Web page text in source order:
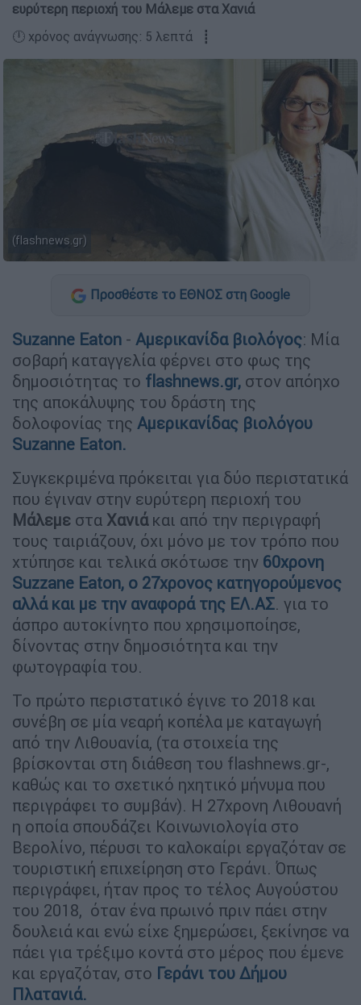
ευρύτερη περιοχή του Μάλεμε στα Χανιά
🕛 χρόνος ανάγνωσης: 5 λεπτά ┋
(flashnews.gr)
Προσθέστε το ΕΘΝΟΣ στη Google
Suzanne Eaton - Αμερικανίδα βιολόγος: Μία
σοβαρή καταγγελία φέρνει στο φως της
δημοσιότητας το flashnews.gr, στον απόηχο
της αποκάλυψης του δράστη της
δολοφονίας της Αμερικανίδας βιολόγου
Suzanne Eaton.
Συγκεκριμένα πρόκειται για δύο περιστατικά
που έγιναν στην ευρύτερη περιοχή του
Μάλεμε στα Χανιά και από την περιγραφή
τους ταιριάζουν, όχι μόνο με τον τρόπο που
χτύπησε και τελικά σκότωσε την 60χρονη
Suzzane Eaton, ο 27χρονος κατηγορούμενος
αλλά και με την αναφορά της ΕΛ.ΑΣ. για το
άσπρο αυτοκίνητο που χρησιμοποίησε,
δίνοντας στην δημοσιότητα και την
φωτογραφία του.
Το πρώτο περιστατικό έγινε το 2018 και
συνέβη σε μία νεαρή κοπέλα με καταγωγή
από την Λιθουανία, (τα στοιχεία της
βρίσκονται στη διάθεση του flashnews.gr-,
καθώς και το σχετικό ηχητικό μήνυμα που
περιγράφει το συμβάν). Η 27χρονη Λιθουανή
η οποία σπουδάζει Κοινωνιολογία στο
Βερολίνο, πέρυσι το καλοκαίρι εργαζόταν σε
τουριστική επιχείρηση στο Γεράνι. Όπως
περιγράφει, ήταν προς το τέλος Αυγούστου
του 2018, όταν ένα πρωινό πριν πάει στην
δουλειά και ενώ είχε ξημερώσει, ξεκίνησε να
πάει για τρέξιμο κοντά στο μέρος που έμενε
και εργαζόταν, στο Γεράνι του Δήμου
Πλατανιά.